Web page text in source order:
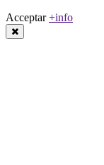
Acceptar +info